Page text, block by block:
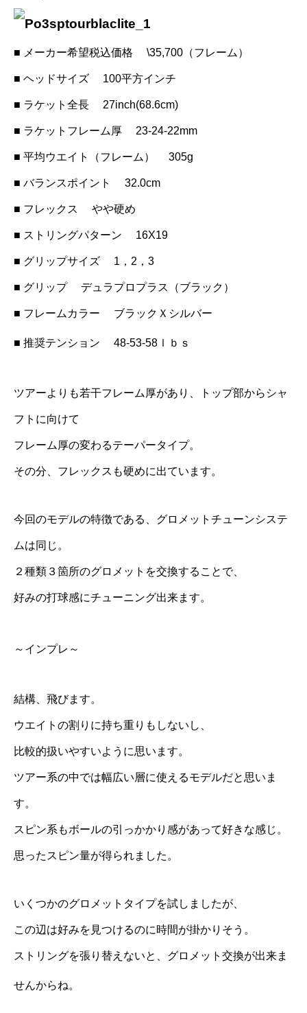
■ メーカー希望税込価格 \35,700（フレーム）
■ ヘッドサイズ 100平方インチ
■ ラケット全長 27inch(68.6cm)
■ ラケットフレーム厚 23-24-22mm
■ 平均ウエイト（フレーム） 305g
■ バランスポイント 32.0cm
■ フレックス やや硬め
■ ストリングパターン 16X19
■ グリップサイズ 1，2，3
■ グリップ デュラプロプラス（ブラック）
■ フレームカラー ブラックＸシルバー
■ 推奨テンション 48-53-58ｌｂｓ
ツアーよりも若干フレーム厚があり、トップ部からシャ
フトに向けて
フレーム厚の変わるテーパータイプ。
その分、フレックスも硬めに出ています。
今回のモデルの特徴である、グロメットチューンシステ
ムは同じ。
２種類３箇所のグロメットを交換することで、
好みの打球感にチューニング出来ます。
～インプレ～
結構、飛びます。
ウエイトの割りに持ち重りもしないし、
比較的扱いやすいように思います。
ツアー系の中では幅広い層に使えるモデルだと思いま
す。
スピン系もボールの引っかかり感があって好きな感じ。
思ったスピン量が得られました。
いくつかのグロメットタイプを試しましたが、
この辺は好みを見つけるのに時間が掛かりそう。
ストリングを張り替えないと、グロメット交換が出来ま
せんからね。